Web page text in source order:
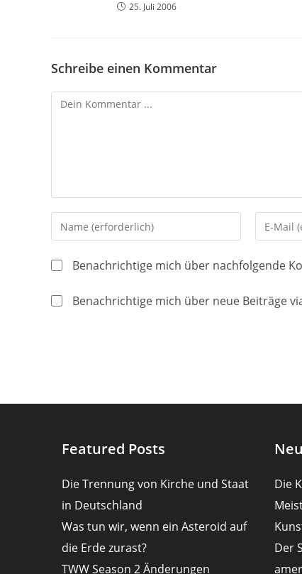
25. Juli 2006
Schreibe einen Kommentar
Kommentieren
Gib
deinen
Namen
Benutzernamen
Gib
deine
Mail-
Adresse
Benachrichtige mich über nachfolgende
Benachrichtige mich über neue Beiträge
Featured Posts
Die Trennung von Kirche und Staat
in Deutschland
Was tun wir, wenn ein Asteroid auf
die Erde zurast?
TWW Season 2 Änderungen
Die
Der